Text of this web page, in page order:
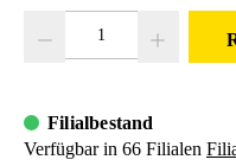
Filialbestand
Verfügbar in 66 Filialen